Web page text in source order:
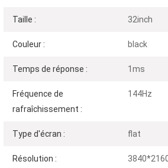
Taille : 32inch
Couleur : black
Temps de réponse : 1ms
Fréquence de
rafraîchissement :
144Hz
Type d'écran : flat
Résolution :